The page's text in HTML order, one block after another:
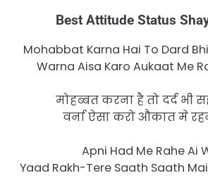
Best Attitude Status
Mohabbat Karna Hai To Dard
Warna Aisa Karo Aukaat Me
मोहब्बत करना है तो दर्द भी
वर्ना ऐसा करो औकात मे
Apni Had Me Rahe Ai
Yaad Rakh-Tere Saath Saath